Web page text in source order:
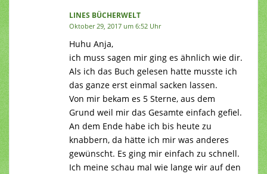
LINES BÜCHERWELT
Oktober 29, 2017 um 6:52 Uhr
Huhu Anja,
ich muss sagen mir ging es ähnlich wie dir.
Als ich das Buch gelesen hatte musste ich
das ganze erst einmal sacken lassen.
Von mir bekam es 5 Sterne, aus dem
Grund weil mir das Gesamte einfach gefiel.
An dem Ende habe ich bis heute zu
knabbern, da hätte ich mir was anderes
gewünscht. Es ging mir einfach zu schnell.
Ich meine schau mal wie lange wir auf den